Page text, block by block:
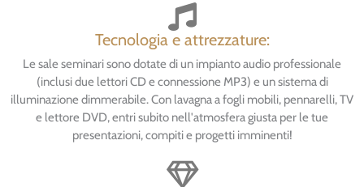
Tecnologia e attrezzature:
Le sale seminari sono dotate di un impianto audio professionale
(inclusi due lettori CD e connessione MP3) e un sistema di
illuminazione dimmerabile. Con lavagna a fogli mobili, pennarelli, TV
e lettore DVD, entri subito nell'atmosfera giusta per le tue
presentazioni, compiti e progetti imminenti!